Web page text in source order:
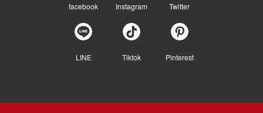
facebook Instagram Twitter
LINE Tiktok Pinterest